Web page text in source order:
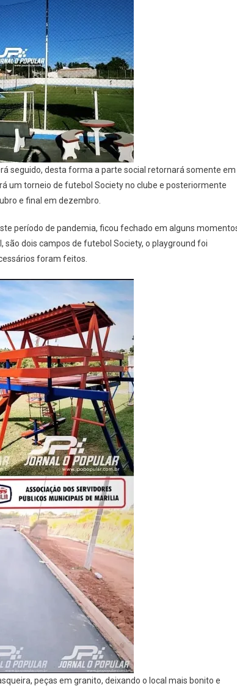
seguido, desta forma a parte social retornará somente em
um torneio de futebol Society no clube e posteriormente
e final em dezembro.
período de pandemia, ficou fechado em alguns
dois campos de futebol Society, o playground foi
foram feitos.
peças em granito, deixando o local mais bonito e